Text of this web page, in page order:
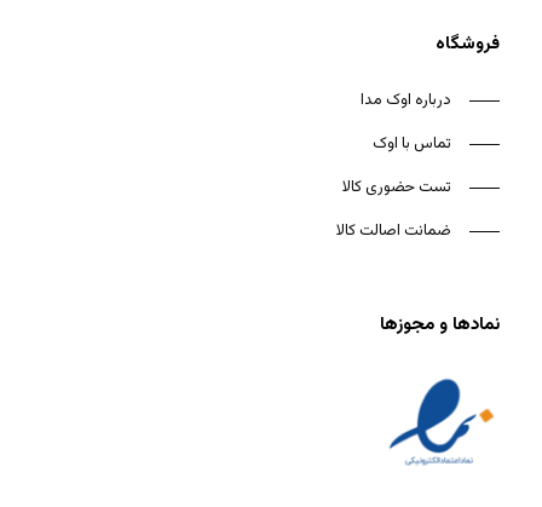
فروشگاه
درباره اوک مدا
تماس با اوک
تست حضوری کالا
ضمانت اصالت کالا
نمادها و مجوزها